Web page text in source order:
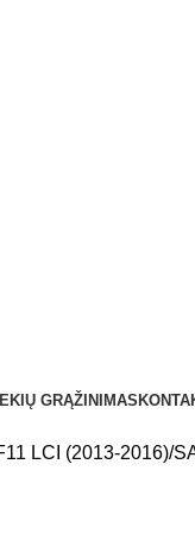
GRĄŽINIMAS
LCI (2013-2016)